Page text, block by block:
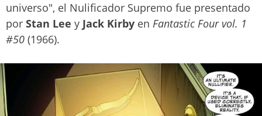
universo", el Nulificador Supremo fue presentado
por Stan Lee y Jack Kirby en Fantastic Four vol. 1
#50 (1966).